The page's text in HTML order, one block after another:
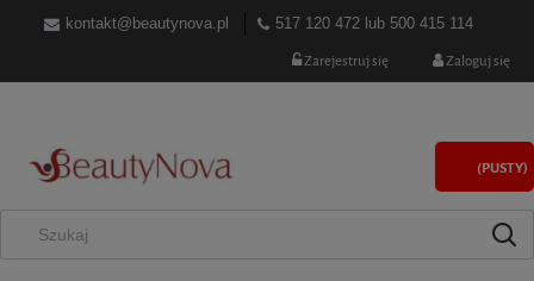
kontakt@beautynova.pl 517 120 472 lub 500 415 114
Zarejestruj się Zaloguj się
(PUSTY)